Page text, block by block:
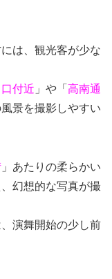
は、観光客が少な
付近 」や「 高南通
景を撮影しやすい
」あたりの柔らかい
幻想的な写真が撮
演舞開始の少し前